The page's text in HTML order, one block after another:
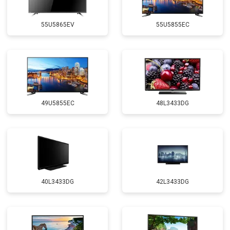
55U5865EV 55U5855EC
49U5855EC 48L3433DG
40L3433DG 42L3433DG